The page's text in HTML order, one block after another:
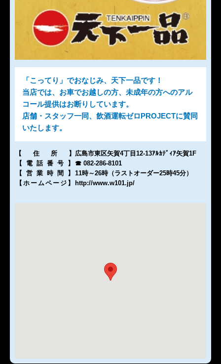
「こってり」でおなじみ、天下一品です！
当店では、お車でお越しの方、未成年の方へのアル
コール提供はお断りしています。
店舗・スタッフ一同、飲酒運転ゼロPROJECTに賛同
いたします。
【住所 】 広島市東区矢賀4丁目12-13ｱﾙｶﾃﾞｨｱ矢賀1F
【電話番号
】
☎ 082-286-8101
【営業時間
】
11時～26時（ラストオーダー25時45分）
【ホームページ 】 http://www.w101.jp/